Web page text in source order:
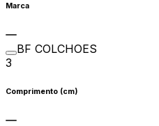
Marca
BF COLCHOES
3
Comprimento (cm)